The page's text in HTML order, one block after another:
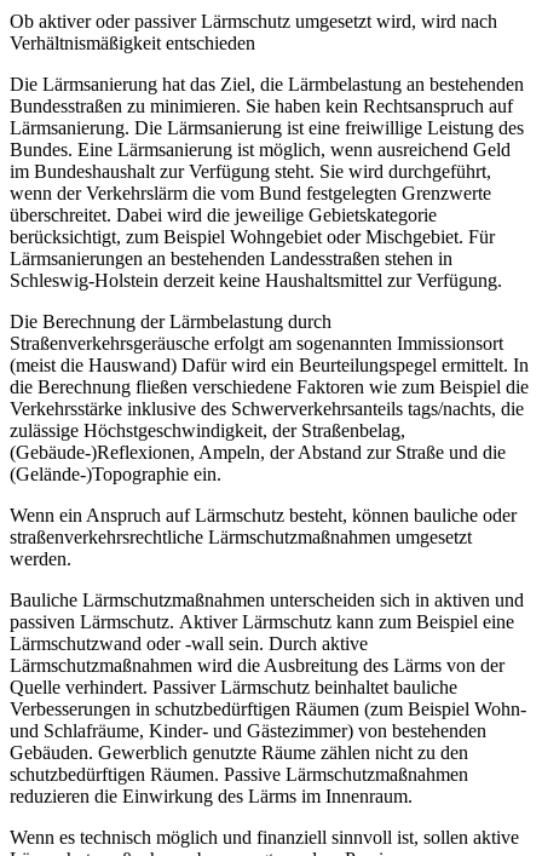
Ob aktiver oder passiver Lärmschutz umgesetzt wird, wird nach
Verhältnismäßigkeit entschieden
Die Lärmsanierung hat das Ziel, die Lärmbelastung an bestehenden
Bundesstraßen zu minimieren. Sie haben kein Rechtsanspruch auf
Lärmsanierung. Die Lärmsanierung ist eine freiwillige Leistung des
Bundes. Eine Lärmsanierung ist möglich, wenn ausreichend Geld
im Bundeshaushalt zur Verfügung steht. Sie wird durchgeführt,
wenn der Verkehrslärm die vom Bund festgelegten Grenzwerte
überschreitet. Dabei wird die jeweilige Gebietskategorie
berücksichtigt, zum Beispiel Wohngebiet oder Mischgebiet. Für
Lärmsanierungen an bestehenden Landesstraßen stehen in
Schleswig-Holstein derzeit keine Haushaltsmittel zur Verfügung.
Die Berechnung der Lärmbelastung durch
Straßenverkehrsgeräusche erfolgt am sogenannten Immissionsort
(meist die Hauswand) Dafür wird ein Beurteilungspegel ermittelt. In
die Berechnung fließen verschiedene Faktoren wie zum Beispiel die
Verkehrsstärke inklusive des Schwerverkehrsanteils tags/nachts, die
zulässige Höchstgeschwindigkeit, der Straßenbelag,
(Gebäude-)Reflexionen, Ampeln, der Abstand zur Straße und die
(Gelände-)Topographie ein.
Wenn ein Anspruch auf Lärmschutz besteht, können bauliche oder
straßenverkehrsrechtliche Lärmschutzmaßnahmen umgesetzt
werden.
Bauliche Lärmschutzmaßnahmen unterscheiden sich in aktiven und
passiven Lärmschutz. Aktiver Lärmschutz kann zum Beispiel eine
Lärmschutzwand oder -wall sein. Durch aktive
Lärmschutzmaßnahmen wird die Ausbreitung des Lärms von der
Quelle verhindert. Passiver Lärmschutz beinhaltet bauliche
Verbesserungen in schutzbedürftigen Räumen (zum Beispiel Wohn-
und Schlafräume, Kinder- und Gästezimmer) von bestehenden
Gebäuden. Gewerblich genutzte Räume zählen nicht zu den
schutzbedürftigen Räumen. Passive Lärmschutzmaßnahmen
reduzieren die Einwirkung des Lärms im Innenraum.
Wenn es technisch möglich und finanziell sinnvoll ist, sollen aktive